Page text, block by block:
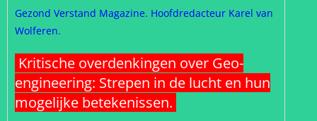
Gezond Verstand Magazine. Hoofdredacteur Karel van
Wolferen.
Kritische overdenkingen over Geo-
engineering: Strepen in de lucht en hun
mogelijke betekenissen.